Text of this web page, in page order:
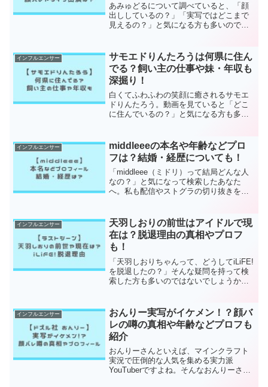
あみゅどるについて調べていると、「顔
出ししているの？」「実写ではどこまで
見えるの？」と気になる方も多いのでは
像も話題になっているため、顔バレの有
無が気になって検索...
インフルエンサー
サモエドりんたろうは何県に住ん
でる？飼い主の仕事や妹・年収も
深掘り！
白くてふわふわの笑顔に癒されるサモエ
ドりんたろう。動画を見ていると「どこ
に住んでいるの？」と気になる方も多い
い主さんのことまで気になってしまいま
した。この記事では、サモ...
インフルエンサー
middleeeの本名や年齢などプロ
フは？結婚・経歴についても！
「middleee（ミドリ）って結局どんな人
なの？」と気になって検索したあなた
へ。私も配信やストグラの切り抜きを見
事では、middleee（ミドリ）さんの年
齢・本名・経...
インフルエンサー
天羽しおりの前世はアイドルで現
在は？脱退理由の真相やプロフ
も！
「天羽しおりちゃんって、どうしてiLiFE!
を脱退したの？」そんな疑問を持って検
索した方も多いのではないでしょうか。
と、どこか一生懸命な姿が印象的なメン
バーだっただけに、...
インフルエンサー
おんりー実写がイケメン！？顔バ
レの噂の真相や年齢などプロフも
紹介
おんりーさんといえば、マインクラフト
実況で圧倒的な人気を集める実力派
YouTuberですよね。そんなおんりーさん